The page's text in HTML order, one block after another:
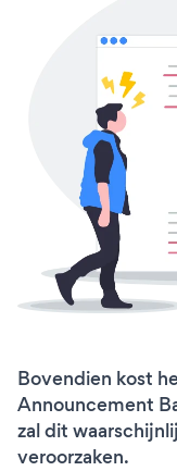
Bovendien kost
Announcement
zal dit
veroorzaken.